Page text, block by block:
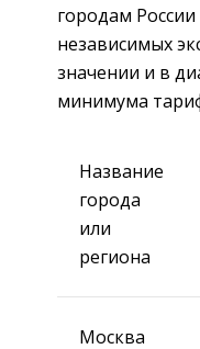
городам
независимых
значении и в
минимума
Название
города
или
региона
Москва